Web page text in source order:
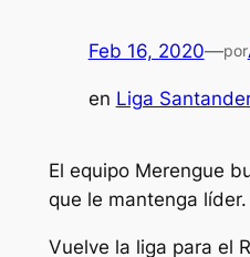
Feb 16, 2020—por
en Liga Santander
El equipo Merengue
que le mantenga líder.
Vuelve la liga para el